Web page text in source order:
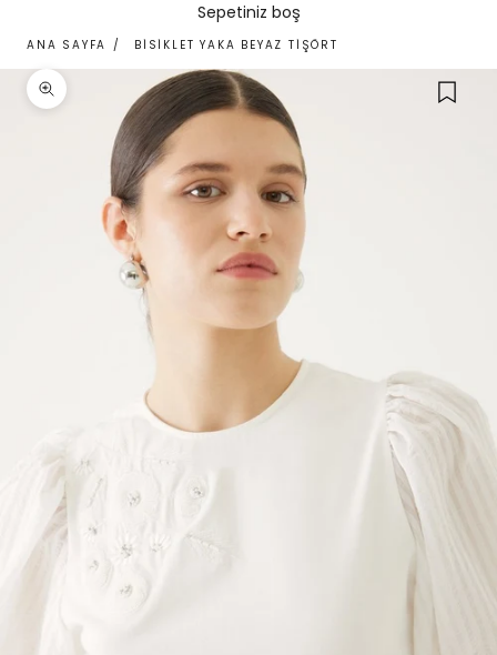
Sepetiniz boş
ANA SAYFA / BISIKLET YAKA BEYAZ TIŞÖRT
Yakınlaştır